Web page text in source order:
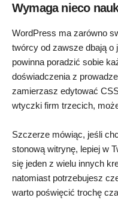
Wymaga nieco
WordPress ma zarówno
twórcy od zawsze dbają o
powinna poradzić sobie
doświadczenia z
zamierzasz edytować
wtyczki firm trzecich,
Szczerze mówiąc, jeśli
stonową witrynę, lepiej w
się jeden z wielu innych
natomiast potrzebujesz
warto poświęcić trochę